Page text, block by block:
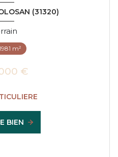
(31320)
m²
€
BIEN